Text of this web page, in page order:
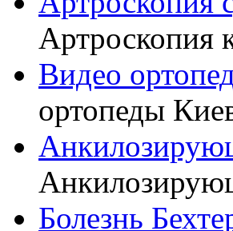
Артроскопия
Видео
ортопеды
Болезнь